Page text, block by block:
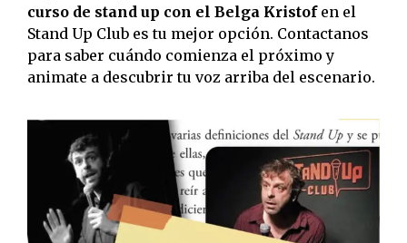
curso de stand up con el Belga Kristofen el
Stand Up Club es tu mejor opción. Contactanos
para saber cuándo comienza el próximo y
animate a descubrir tu voz arriba del escenario.